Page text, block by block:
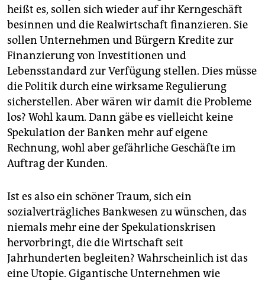
heißt es, sollen sich wieder auf ihr Kerngeschäft
besinnen und die Realwirtschaft finanzieren. Sie
sollen Unternehmen und Bürgern Kredite zur
Finanzierung von Investitionen und
Lebensstandard zur Verfügung stellen. Dies müsse
die Politik durch eine wirksame Regulierung
sicherstellen. Aber wären wir damit die Probleme
los? Wohl kaum. Dann gäbe es vielleicht keine
Spekulation der Banken mehr auf eigene
Rechnung, wohl aber gefährliche Geschäfte im
Auftrag der Kunden.
Ist es also ein schöner Traum, sich ein
sozialverträgliches Bankwesen zu wünschen, das
niemals mehr eine der Spekulationskrisen
hervorbringt, die die Wirtschaft seit
Jahrhunderten begleiten? Wahrscheinlich ist das
eine Utopie. Gigantische Unternehmen wie